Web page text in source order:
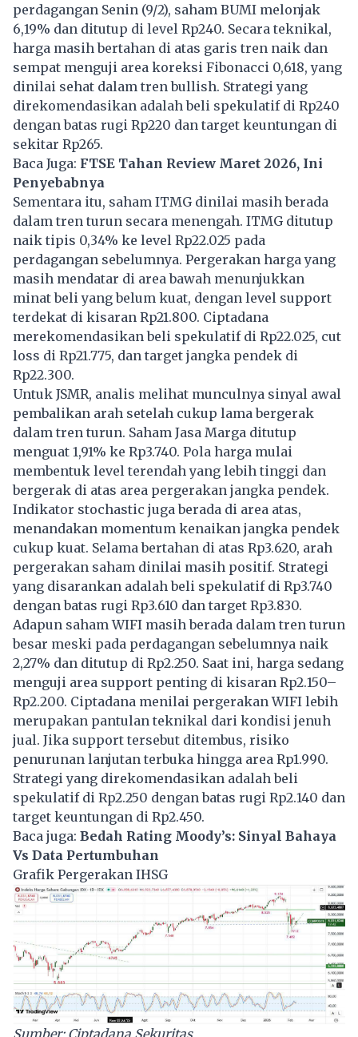
perdagangan Senin (9/2), saham BUMI melonjak
6,19% dan ditutup di level Rp240. Secara teknikal,
harga masih bertahan di atas garis tren naik dan
sempat menguji area koreksi Fibonacci 0,618, yang
dinilai sehat dalam tren bullish. Strategi yang
direkomendasikan adalah beli spekulatif di Rp240
dengan batas rugi Rp220 dan target keuntungan di
sekitar Rp265.
Baca Juga: FTSE Tahan Review Maret 2026, Ini
Penyebabnya
Sementara itu, saham ITMG dinilai masih berada
dalam tren turun secara menengah. ITMG ditutup
naik tipis 0,34% ke level Rp22.025 pada
perdagangan sebelumnya. Pergerakan harga yang
masih mendatar di area bawah menunjukkan
minat beli yang belum kuat, dengan level support
terdekat di kisaran Rp21.800. Ciptadana
merekomendasikan beli spekulatif di Rp22.025, cut
loss di Rp21.775, dan target jangka pendek di
Rp22.300.
Untuk JSMR, analis melihat munculnya sinyal awal
pembalikan arah setelah cukup lama bergerak
dalam tren turun. Saham Jasa Marga ditutup
menguat 1,91% ke Rp3.740. Pola harga mulai
membentuk level terendah yang lebih tinggi dan
bergerak di atas area pergerakan jangka pendek.
Indikator stochastic juga berada di area atas,
menandakan momentum kenaikan jangka pendek
cukup kuat. Selama bertahan di atas Rp3.620, arah
pergerakan saham dinilai masih positif. Strategi
yang disarankan adalah beli spekulatif di Rp3.740
dengan batas rugi Rp3.610 dan target Rp3.830.
Adapun saham WIFI masih berada dalam tren turun
besar meski pada perdagangan sebelumnya naik
2,27% dan ditutup di Rp2.250. Saat ini, harga sedang
menguji area support penting di kisaran Rp2.150–
Rp2.200. Ciptadana menilai pergerakan WIFI lebih
merupakan pantulan teknikal dari kondisi jenuh
jual. Jika support tersebut ditembus, risiko
penurunan lanjutan terbuka hingga area Rp1.990.
Strategi yang direkomendasikan adalah beli
spekulatif di Rp2.250 dengan batas rugi Rp2.140 dan
target keuntungan di Rp2.450.
Baca juga: Bedah Rating Moody’s: Sinyal Bahaya
Vs Data Pertumbuhan
Grafik Pergerakan IHSG
Sumber: Ciptadana Sekuritas